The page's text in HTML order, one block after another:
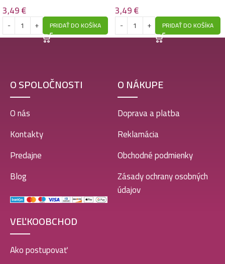
3,49€
PRIDAŤ DO KOŠÍKA
3,49€
PRIDAŤ DO KOŠÍKA
O SPOLOČNOSTI
O nás
Kontakty
Predajne
Blog
O NÁKUPE
Doprava a platba
Reklamácia
Obchodné podmienky
Zásady ochrany osobných
údajov
VEĽKOOBCHOD
Ako postupovať